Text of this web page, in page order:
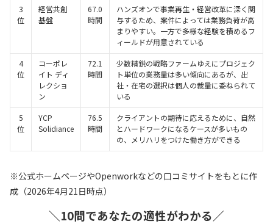
3
位
経営共創
基盤
67.0
時間
ハンズオンで事業再生・経営改革に深く関
与するため、案件によっては業務負荷が高
まりやすい。一方で多様な経験を積めるフ
ィールドが用意されている
4
位
コーポレ
イト ディ
レクショ
ン
72.1
時間
少数精鋭の戦略ファームゆえにプロジェク
ト単位の業務量は多い傾向にあるが、出
社・在宅の選択は個人の裁量に委ねられて
いる
5
位
YCP
Solidiance
76.5
時間
クライアントの期待に応えるために、自然
とハードワークになるケースが多いもの
の、メリハリをつけた働き方ができる
※公式ホームページやOpenworkなどの口コミサイトをもとに作
成（2026年4月21日時点）
＼10問であなたの適性がわかる／